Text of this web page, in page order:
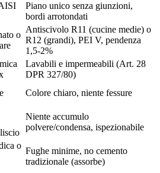
Piano unico senza giunzioni,
bordi arrotondati
o
Antiscivolo R11 (cucine medie) o
R12 (grandi), PEI V, pendenza
1,5-2%
Lavabili e impermeabili (Art. 28
DPR 327/80)
Colore chiaro, niente fessure
Niente accumulo
polvere/condensa, ispezionabile
o
Fughe minime, no cemento
tradizionale (assorbe)